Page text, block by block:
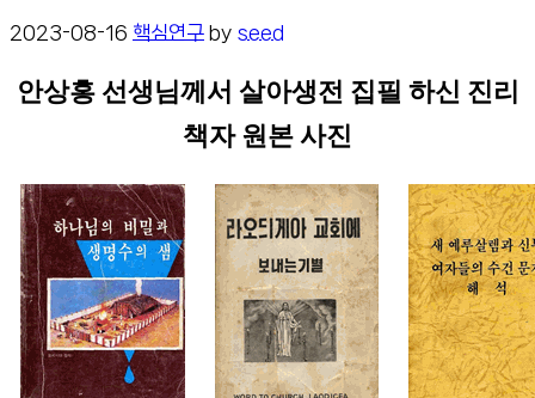
2023-08-16 핵심연구 by seed
안상홍 선생님께서 살아생전 집필 하신 진리
책자 원본 사진